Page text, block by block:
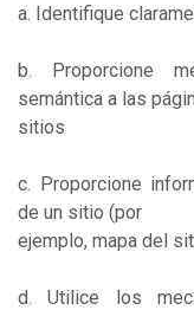
a. Identifique
b. Proporcione
semántica a las
sitios
c. Proporcione
de un sitio (por
ejemplo, mapa del
d. Utilice los